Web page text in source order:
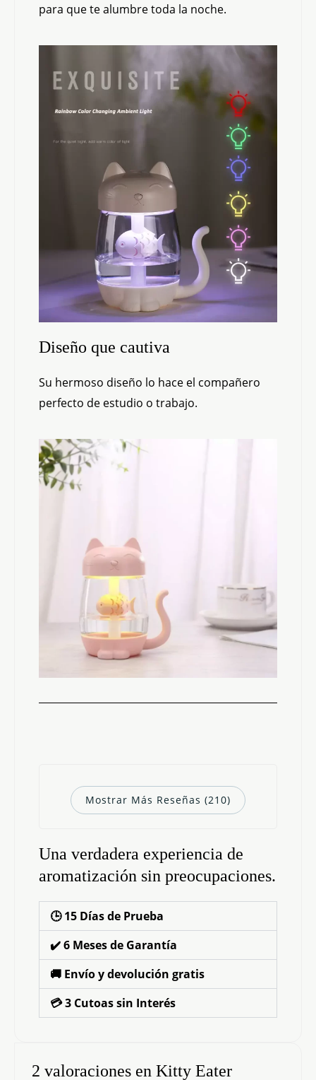
para que te alumbre toda la noche.
Diseño que cautiva
Su hermoso diseño lo hace el compañero
perfecto de estudio o trabajo.
Mostrar Más Reseñas (210)
Una verdadera experiencia de
aromatización sin preocupaciones.
🕒 15 Días de Prueba
✔️ 6 Meses de Garantía
🚚 Envío y devolución gratis
💳 3 Cutoas sin Interés
2 valoraciones en Kitty Eater